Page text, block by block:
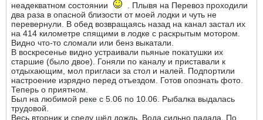
неадекватном состоянии
. Плывя на Перевоз проходили
два раза в опасной близости от моей лодки и чуть не
перевернули. В обед возвращаясь назад на канал застал их
на 414 километре спящими в лодке с раскрытым мотором.
Видно что-то сломали или бенз выкатали.
В воскресенье видно устраивали пьяные покатушки их
старшие (было двое). Гоняли по каналу и приставали к
отдыхающим, мол пригласи за стол и налей. Подпортили
настроение изрядно перед отъездом. Готов опознать фото.
Теперь о приятном.
Был на любимой реке с 5.06 по 10.06. Рыбалка выдалась
трудовой.
Весь вторник и среду шёл дождь. Вода сильно падала. По